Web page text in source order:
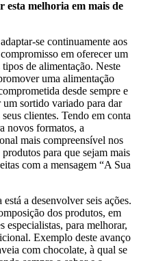
esta melhoria em mais de
se continuamente aos
em oferecer um
de alimentação. Neste
uma alimentação
desde sempre e
sortido variado para dar
clientes. Tendo em conta
novos formatos, a
mais compreensível nos
para que sejam mais
com a mensagem “A Sua
a desenvolver seis ações.
dos produtos, em
especialistas, para melhorar,
Exemplo deste avanço
com chocolate, à qual se